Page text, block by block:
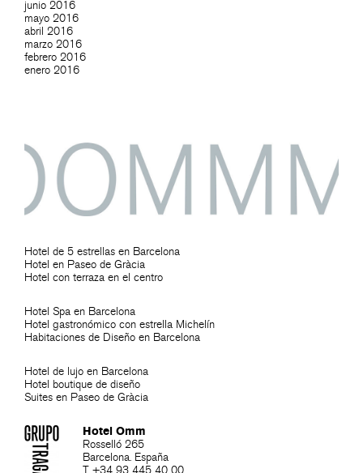
junio 2016
mayo 2016
abril 2016
marzo 2016
febrero 2016
enero 2016
Hotel de 5 estrellas en Barcelona
Hotel en Paseo de Gràcia
Hotel con terraza en el centro
Hotel Spa en Barcelona
Hotel gastronómico con estrella Michelín
Habitaciones de Diseño en Barcelona
Hotel de lujo en Barcelona
Hotel boutique de diseño
Suites en Paseo de Gràcia
Hotel Omm
Rosselló 265
Barcelona. España
T +34 93 445 40 00